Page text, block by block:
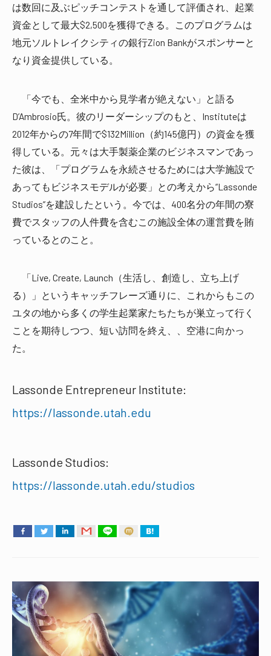
は数回に及ぶピッチコンテストを通して評価され、起業
資金として最大$2,500を獲得できる。このプログラムは
地元ソルトレイクシティの銀行Zion Bankがスポンサーと
なり資金提供している。
「今でも、全米中から見学者が絶えない」と語る
D’Ambrosio氏。彼のリーダーシップのもと、Instituteは
2012年からの7年間で$132Million（約145億円）の資金を獲
得している。元々は大手製薬企業のビジネスマンであっ
た彼は、「プログラムを永続させるためには大学施設で
あってもビジネスモデルが必要」との考えから“Lassonde
Studios”を建設したという。今では、400名分の年間の寮
費でスタッフの人件費を含むこの施設全体の運営費を賄
っているとのこと。
「Live, Create, Launch（生活し、創造し、立ち上げ
る）」というキャッチフレーズ通りに、これからもこの
ユタの地から多くの学生起業家たちたちが巣立って行く
ことを期待しつつ、短い訪問を終え、、空港に向かっ
た。
Lassonde Entrepreneur Institute:
https://lassonde.utah.edu
Lassonde Studios:
https://lassonde.utah.edu/studios